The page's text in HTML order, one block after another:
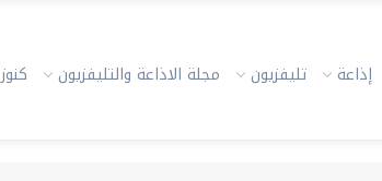
إذاعة تليفزيون مجلة الاذاعة والتليفزيون كنوز